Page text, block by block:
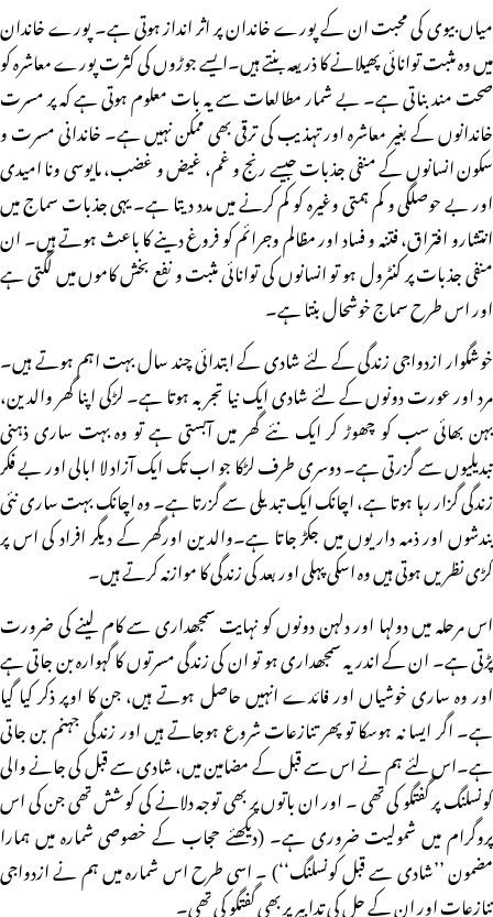
میاں بیوی کی محبت ان کے پورے خاندان پر اثر انداز ہوتی ہے۔ پورے خاندان
میں وہ مثبت توانائی پھیلانے کا ذریعہ بنتے ہیں۔ایسے جوڑوں کی کثرت پورے معاشرہ کو
صحت مند بناتی ہے۔ بے شمار مطالعات سے یہ بات معلوم ہوتی ہے کہ پر مسرت
خاندانوں کے بغیر معاشرہ اور تہذیب کی ترقی بھی ممکن نہیں ہے۔ خاندانی مسرت و
سکون انسانوں کے منفی جذبات جیسے رنج و غم، غیض و غضب، مایوسی ونا امیدی
اور بے حوصلگی و کم ہمتی وغیرہ کو کم کرنے میں مدد دیتا ہے۔ یہی جذبات سماج میں
انتشارو افتراق، فتنہ و فساد اور مظالم وجرائم کو فروغ دینے کا باعث ہوتے ہیں۔ ان
منفی جذبات پر کنٹرول ہو تو انسانوں کی توانائی مثبت و نفع بخش کاموں میں لگتی ہے
اور اس طرح سماج خوشحال بنتا ہے۔
خوشگوار ازدواجی زندگی کے لئے شادی کے ابتدائی چند سال بہت اہم ہوتے ہیں۔
مرد اور عورت دونوں کے لئے شادی ایک نیا تجربہ ہوتا ہے۔ لڑکی اپنا گھر والدین،
بہن بھائی سب کو چھوڑ کر ایک نئے گھر میں آبستی ہے تو وہ بہت ساری ذہنی
تبدیلیوں سے گزرتی ہے۔ دوسری طرف لڑکا جو اب تک ایک آزاد لا ابالی اور بے فکر
زندگی گزار رہا ہوتا ہے، اچانک ایک تبدیلی سے گزرتا ہے۔ وہ اچانک بہت ساری نئی
بندشوں اور ذمہ داریوں میں جکڑ جاتا ہے۔والدین اورگھر کے دیگر افراد کی اس پر
کڑی نظریں ہوتی ہیں وہ اسکی پہلی اور بعد کی زندگی کا موازنہ کرتے ہیں۔
اس مرحلہ میں دولہا اور دلہن دونوں کو نہایت سمجھداری سے کام لینے کی ضرورت
پڑتی ہے۔ ان کے اندر یہ سمجھداری ہو تو ان کی زندگی مسرتوں کا گہوارہ بن جاتی ہے
اور وہ ساری خوشیاں اور فائدے انہیں حاصل ہوتے ہیں، جن کا اوپر ذکر کیا گیا
ہے۔ اگر ایسا نہ ہوسکا تو پھر تنازعات شروع ہوجاتے ہیں اور زندگی جہنم بن جاتی
ہے۔اس لئے ہم نے اس سے قبل کے مضامین میں، شادی سے قبل کی جانے والی
کونسلنگ پر گفتگو کی تھی ۔ اور ان باتوں پر بھی توجہ دلانے کی کوشش تھی جن کی اس
پروگرام میں شمولیت ضروری ہے۔ (دیکھئے حجاب کے خصوصی شمارہ میں ہمارا
مضمون ’’شادی سے قبل کونسلنگ‘‘) ۔ اسی طرح اس شمارہ میں ہم نے ازدواجی
تنازعات اور ان کے حل کی تدابیر پر بھی گفتگو کی تھی۔